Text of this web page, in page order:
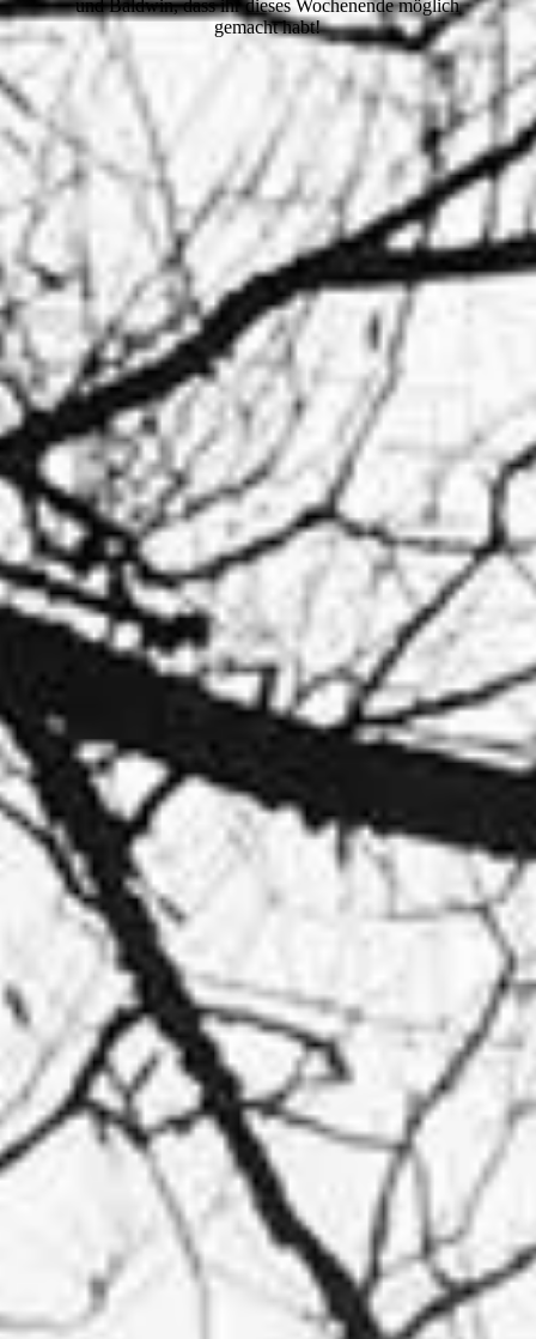
und Baldwin, dass ihr dieses Wochenende möglich
gemacht habt!